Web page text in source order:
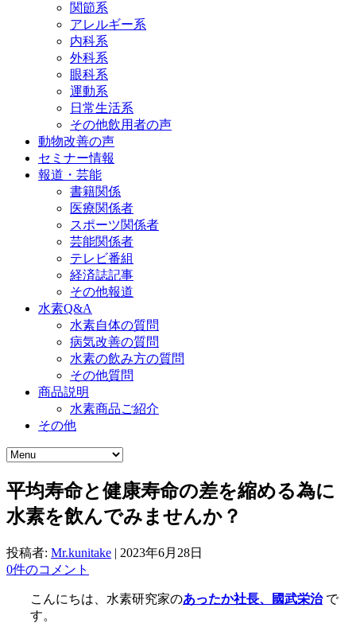
関節系
アレルギー系
内科系
外科系
眼科系
運動系
日常生活系
その他飲用者の声
動物改善の声
セミナー情報
報道・芸能
書籍関係
医療関係者
スポーツ関係者
芸能関係者
テレビ番組
経済誌記事
その他報道
水素Q&A
水素自体の質問
病気改善の質問
水素の飲み方の質問
その他質問
商品説明
水素商品ご紹介
その他
平均寿命と健康寿命の差を縮める為に
水素を飲んでみませんか？
投稿者: Mr.kunitake | 2023年6月28日
0件のコメント
こんにちは、水素研究家のあったか社長、國武栄治で
す。